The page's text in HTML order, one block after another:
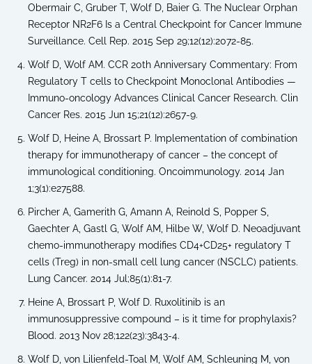
Obermair C, Gruber T, Wolf D, Baier G. The Nuclear Orphan
Receptor NR2F6 Is a Central Checkpoint for Cancer Immune
Surveillance. Cell Rep. 2015 Sep 29;12(12):2072-85.
Wolf D, Wolf AM. CCR 20th Anniversary Commentary: From
Regulatory T cells to Checkpoint Monoclonal Antibodies —
Immuno-oncology Advances Clinical Cancer Research. Clin
Cancer Res. 2015 Jun 15;21(12):2657-9.
Wolf D, Heine A, Brossart P. Implementation of combination
therapy for immunotherapy of cancer – the concept of
immunological conditioning. Oncoimmunology. 2014 Jan
1;3(1):e27588.
Pircher A, Gamerith G, Amann A, Reinold S, Popper S,
Gaechter A, Gastl G, Wolf AM, Hilbe W, Wolf D. Neoadjuvant
chemo-immunotherapy modifies CD4+CD25+ regulatory T
cells (Treg) in non-small cell lung cancer (NSCLC) patients.
Lung Cancer. 2014 Jul;85(1):81-7.
Heine A, Brossart P, Wolf D. Ruxolitinib is an
immunosuppressive compound – is it time for prophylaxis?
Blood. 2013 Nov 28;122(23):3843-4.
Wolf D, von Lilienfeld-Toal M, Wolf AM, Schleuning M, von